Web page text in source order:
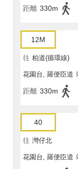
距離 330m
12M
往 柏道(循環線)
花園台, 羅便臣道
距離 330m
40
往 灣仔北
花園台, 羅便臣道